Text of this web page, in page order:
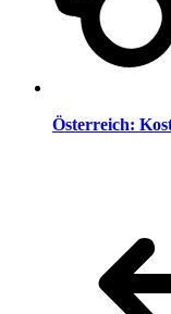
Österreich: